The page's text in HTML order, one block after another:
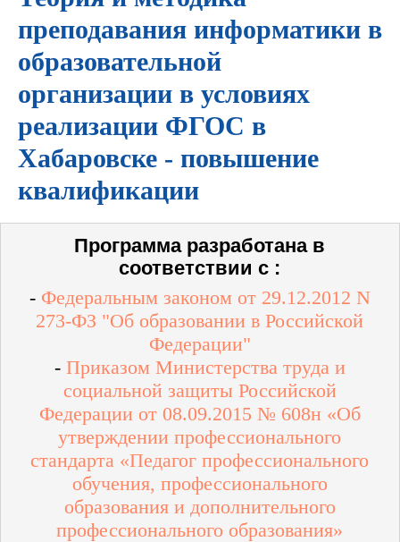
преподавания информатики в
образовательной
организации в условиях
реализации ФГОС в
Хабаровске - повышение
квалификации
Программа разработана в
соответствии с :
- Федеральным законом от 29.12.2012 N
273-ФЗ "Об образовании в Российской
Федерации"
- Приказом Министерства труда и
социальной защиты Российской
Федерации от 08.09.2015 № 608н «Об
утверждении профессионального
стандарта «Педагог профессионального
обучения, профессионального
образования и дополнительного
профессионального образования»